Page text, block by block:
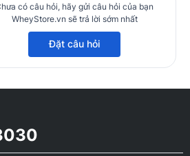
có câu hỏi, hãy gửi câu hỏi của bạn
WheyStore.vn sẽ trả lời sớm nhất
Đặt câu hỏi